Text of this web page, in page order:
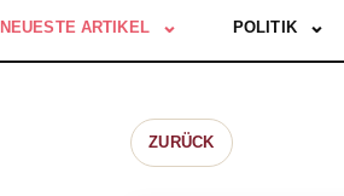
NEUESTE ARTIKEL POLITIK
ZURÜCK